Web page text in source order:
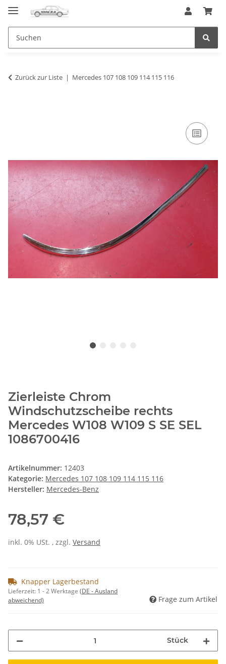
Zurück zur Liste Mercedes 107 108 109 114 115 116
Zierleiste Chrom
Windschutzscheibe rechts
Mercedes W108 W109 S SE SEL
1086700416
Artikelnummer: 12403
Kategorie: Mercedes 107 108 109 114 115 116
Hersteller: Mercedes-Benz
78,57 €
inkl. 0% USt. , zzgl. Versand
Knapper Lagerbestand
Lieferzeit: 1 - 2 Werktage (DE - Ausland
abweichend)
Frage zum Artikel
Stück